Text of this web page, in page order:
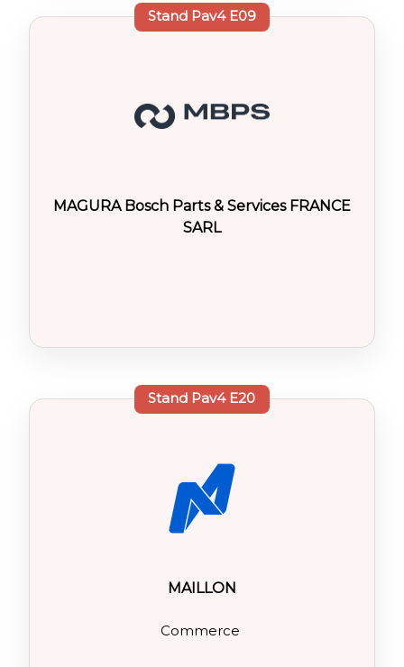
StandPav4 E09
MAGURA Bosch Parts & Services FRANCE
SARL
Stand Pav4 E20
MAILLON
Commerce